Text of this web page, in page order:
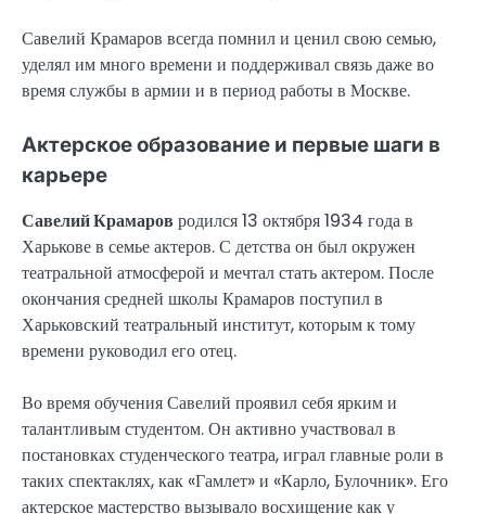
Савелий Крамаров всегда помнил и ценил свою семью,
уделял им много времени и поддерживал связь даже во
время службы в армии и в период работы в Москве.
Актерское образование и первые шаги в
карьере
Савелий Крамаров родился 13 октября 1934 года в
Харькове в семье актеров. С детства он был окружен
театральной атмосферой и мечтал стать актером. После
окончания средней школы Крамаров поступил в
Харьковский театральный институт, которым к тому
времени руководил его отец.
Во время обучения Савелий проявил себя ярким и
талантливым студентом. Он активно участвовал в
постановках студенческого театра, играл главные роли в
таких спектаклях, как «Гамлет» и «Карло, Булочник». Его
актерское мастерство вызывало восхищение как у